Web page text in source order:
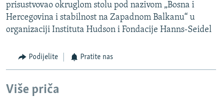
prisustvovao okruglom stolu pod nazivom „Bosna i
Hercegovina i stabilnost na Zapadnom Balkanu“ u
organizaciji Instituta Hudson i Fondacije Hanns-Seidel
Podijelite Pratite nas
Više priča